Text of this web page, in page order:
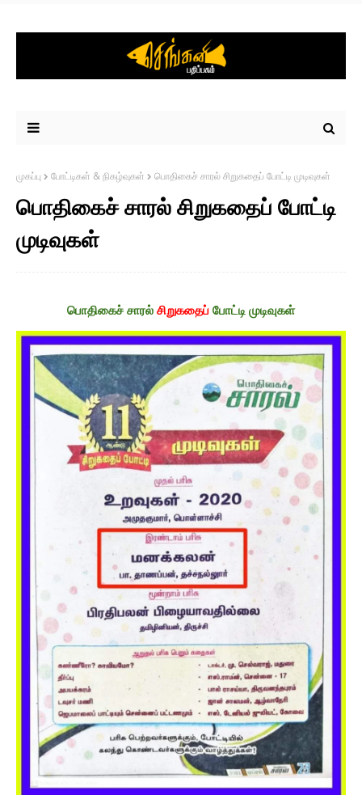
முகப்பு போட்டிகள் & நிகழ்வுகள் பொதிகைச் சாரல் சிறுகதைப் போட்டி முடிவுகள்
பொதிகைச் சாரல் சிறுகதைப் போட்டி
முடிவுகள்
பொதிகைச் சாரல் சிறுகதைப் போட்டி முடிவுகள்